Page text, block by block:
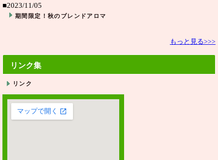
■2023/11/05
期間限定！秋のブレンドアロマ
もっと見る>>>
リンク集
リンク